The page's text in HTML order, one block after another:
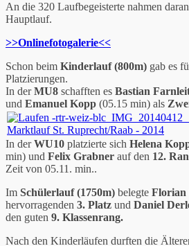
An die 320 Laufbegeisterte nahmen
Hauptlauf.
>>Onlinefotogalerie<<
Schon beim Kinderlauf (800m) gab es
Platzierungen.
In derMU8 schafften es Bastian
und Emanuel Kopp (05.15 min) als
In derWU10 platzierte sich Helena
min) und Felix Grabner auf den 12.
Zeit von 05.11. min..
Im Schülerlauf (1750m) belegte Florian
hervorragenden 3. Platz und Daniel
den guten 9. Klassenrang.
Nach den Kinderläufen durften die